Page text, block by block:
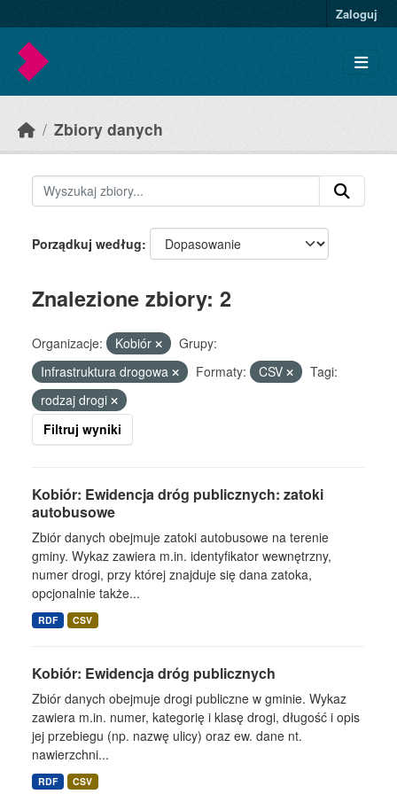
Zaloguj
Zbiory danych
Porządkuj według
Znalezione zbiory: 2
Organizacje: Kobiór
Grupy:
Infrastruktura drogowa
Formaty: CSV
Tagi:
rodzaj drogi
Filtruj wyniki
Kobiór: Ewidencja dróg publicznych: zatoki
autobusowe
Zbiór danych obejmuje zatoki autobusowe na terenie
gminy. Wykaz zawiera m.in. identyfikator wewnętrzny,
numer drogi, przy której znajduje się dana zatoka,
opcjonalnie także...
RDF CSV
Kobiór: Ewidencja dróg publicznych
Zbiór danych obejmuje drogi publiczne w gminie. Wykaz
zawiera m.in. numer, kategorię i klasę drogi, długość i opis
jej przebiegu (np. nazwę ulicy) oraz ew. dane nt.
nawierzchni...
RDF CSV